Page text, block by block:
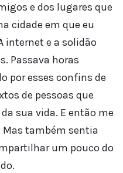
e dos lugares que
cidade em que eu
internet e a solidão
Passava horas
por esses confins de
de pessoas que
sua vida. E então me
também sentia
um pouco do